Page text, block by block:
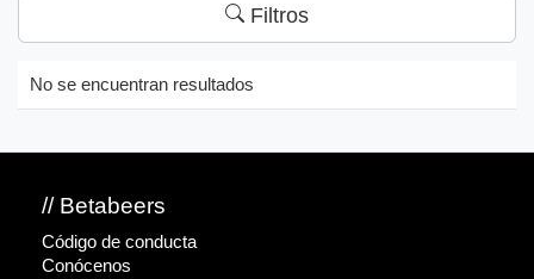
Filtros
No se encuentran resultados
// Betabeers
Código de conducta
Conócenos